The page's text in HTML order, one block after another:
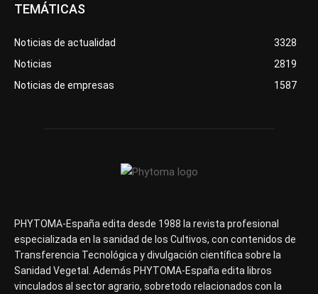
TEMÁTICAS
Noticias de actualidad
3328
Noticias
2819
Noticias de empresas
1587
PHYTOMA-España edita desde 1988 la revista profesional
especializada en la sanidad de los Cultivos, con contenidos de
Transferencia Tecnológica y divulgación científica sobre la
Sanidad Vegetal. Además PHYTOMA-España edita libros
vinculados al sector agrario, sobretodo relacionados con la